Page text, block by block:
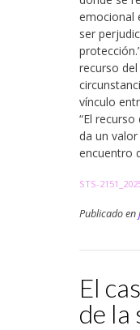
emocional
ser
recurso
vínculo
“El
da un
encuentro
STS-
Publicado en
El
de la